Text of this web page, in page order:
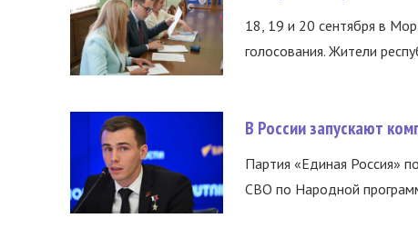
18, 19 и 20 сентября в
голосования. Жители
В России запускают
Партия «Единая Россия»
СВО по Народной